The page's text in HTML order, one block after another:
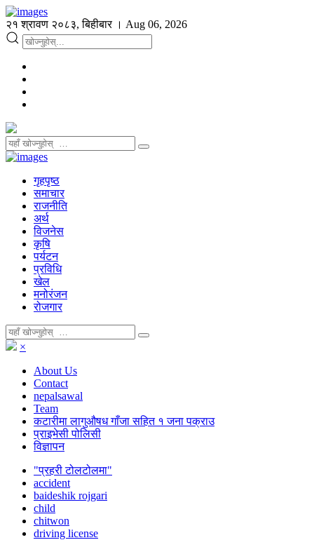
२१ श्रावण २०८३, बिहीबार । Aug 06, 2026
गृहपृष्ठ
समाचार
राजनीति
अर्थ
विजनेस
कृषि
पर्यटन
प्रविधि
खेल
मनोरंजन
रोजगार
×
About Us
Contact
nepalsawal
Team
कटारीमा लागुऔषध गाँजा सहित १ जना पक्राउ
प्राइभेसी पोलिसी
विज्ञापन
"प्रहरी टोलटोलमा"
accident
baideshik rojgari
child
chitwon
driving license